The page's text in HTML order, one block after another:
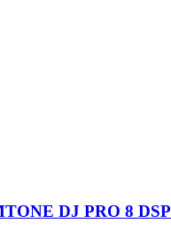
DJ PRO 8 DSP